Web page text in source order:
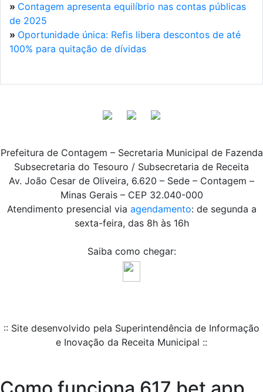
» Contagem apresenta equilíbrio nas contas públicas
de 2025
» Oportunidade única: Refis libera descontos de até
100% para quitação de dívidas
Prefeitura de Contagem – Secretaria Municipal de Fazenda
Subsecretaria do Tesouro / Subsecretaria de Receita
Av. João Cesar de Oliveira, 6.620 – Sede – Contagem –
Minas Gerais – CEP 32.040-000
Atendimento presencial via agendamento: de segunda a
sexta-feira, das 8h às 16h
Saiba como chegar:
:: Site desenvolvido pela Superintendência de Informação
e Inovação da Receita Municipal ::